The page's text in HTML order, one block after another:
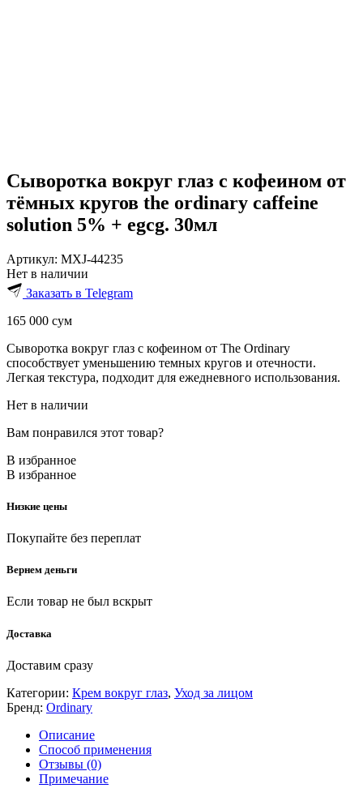
Сыворотка вокруг глаз с кофеином от
тёмных кругов the ordinary caffeine
solution 5% + egcg. 30мл
Артикул: MXJ-44235
Нет в наличии
Заказать в Telegram
165 000 сум
Сыворотка вокруг глаз с кофеином от The Ordinary
способствует уменьшению темных кругов и отечности.
Легкая текстура, подходит для ежедневного использования.
Нет в наличии
Вам понравился этот товар?
В избранное
В избранное
Низкие цены
Покупайте без переплат
Вернем деньги
Если товар не был вскрыт
Доставка
Доставим сразу
Категории: Крем вокруг глаз, Уход за лицом
Бренд: Ordinary
Описание
Способ применения
Отзывы (0)
Примечание